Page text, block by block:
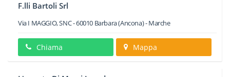
F.lli Bartoli Srl
Via I MAGGIO, SNC-60010 Barbara(Ancona) -Marche
Chiama Mappa